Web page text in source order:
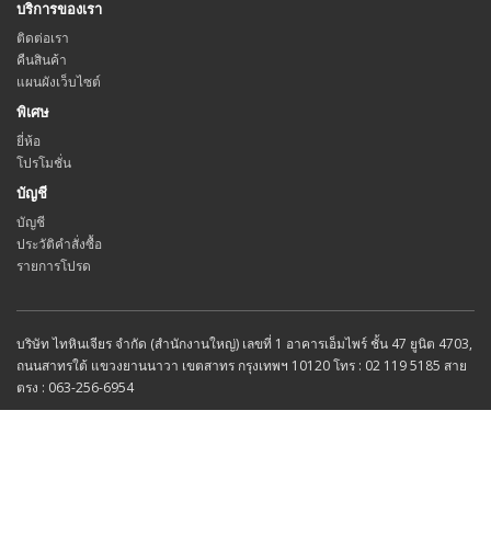
บริการของเรา
ติดต่อเรา
คืนสินค้า
แผนผังเว็บไซต์
พิเศษ
ยี่ห้อ
โปรโมชั่น
บัญชี
บัญชี
ประวัติคำสั่งซื้อ
รายการโปรด
บริษัท ไทหินเจียร จำกัด (สำนักงานใหญ่) เลขที่ 1 อาคารเอ็มไพร์ ชั้น 47 ยูนิต 4703,
ถนนสาทรใต้ แขวงยานนาวา เขตสาทร กรุงเทพฯ 10120 โทร : 02 119 5185 สาย
ตรง : 063-256-6954